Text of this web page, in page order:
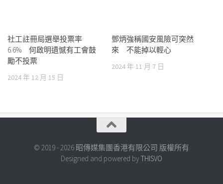
社工註冊局選舉投票率
6.6% 何啟明遺憾有工會鼓
勵不投票
2024 年 12 月 15 日
鄧炳強稱國安風險可突然
來 不能掉以輕心
2024 年 11 月 7 日
© 2019 - 2026 昭傳媒集團香港有限公司 版權所有
Designed and powered by THISVO